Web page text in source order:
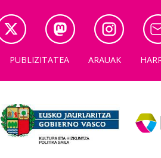
PUBLIZITATEA ARAUAK